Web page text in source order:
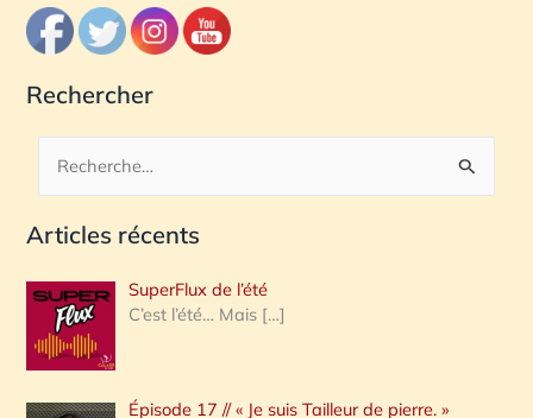
Rechercher
c
e
r
c
h
Articles récents
SuperFlux de l’été
C’est l’été… Mais […]
Épisode 17 // « Je suis Tailleur de pierre. »